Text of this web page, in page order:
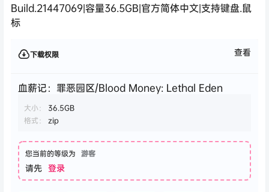
Build.21447069|容量36.5GB|官方简体中文|支持键盘.鼠
标
下载权限 查看
血薪记：罪恶园区/Blood Money: Lethal Eden
大小：
36.5GB
格式：
zip
您当前的等级为 游客
请先 登录